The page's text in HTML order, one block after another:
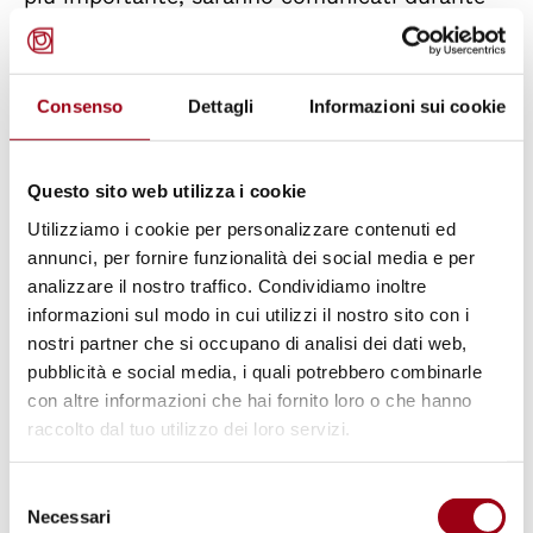
Consenso Dettagli Informazioni sui cookie
Questo sito web utilizza i cookie
Utilizziamo i cookie per personalizzare contenuti ed
annunci, per fornire funzionalità dei social media e per
analizzare il nostro traffico. Condividiamo inoltre
informazioni sul modo in cui utilizzi il nostro sito con i
nostri partner che si occupano di analisi dei dati web,
pubblicità e social media, i quali potrebbero combinarle
con altre informazioni che hai fornito loro o che hanno
raccolto dal tuo utilizzo dei loro servizi.
delNecessari
la cerimonia di premiazione che si svolgerà
presso l’Aula Magna dell’Università degli Studi
di Padova.
questo
link
Il programma della cerimonia
Modera Giampaolo Cerri, Caporedattore Vita
Magazine
Gilberto Muraro
, Presidente Fondazione